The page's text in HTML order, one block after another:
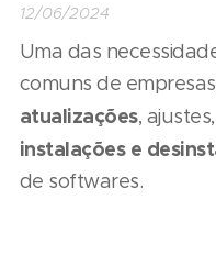
12/06/2024
Uma das
comuns de
atualizações,
instalações e
de softwares.